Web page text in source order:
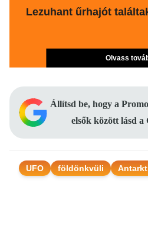
Lezuhant űrhajót
Olvass
Állítsd be, hogy a
elsők között lásd a
UFO földönkvüli